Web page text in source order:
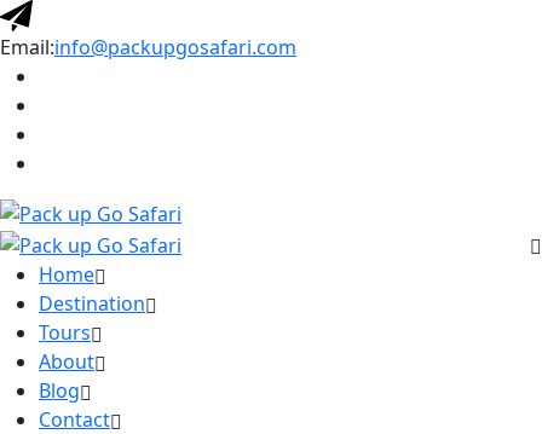
Email:info@packupgosafari.com
Home
Destination
Tours
About
Blog
Contact